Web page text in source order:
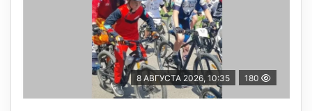
8 АВГУСТА 2026, 10:35 180